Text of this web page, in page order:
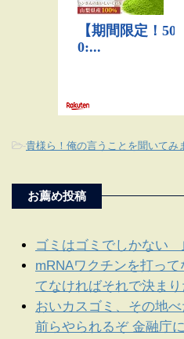
-貴様ら！俺の言うことを聞いてみ
お薦め投稿
ゴミはゴミでしかない
mRNAワクチンを打っ
てなければそれで決ま
おいカスゴミ、その地
前らやられるぞ 金融庁